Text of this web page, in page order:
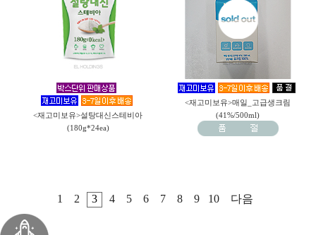
<재고미보유>설탕대신스테비아
(180g*24ea)
<재고미보유>매일_고급생크림
(41%/500ml)
1 2 3 4 5 6 7 8 9 10 다음